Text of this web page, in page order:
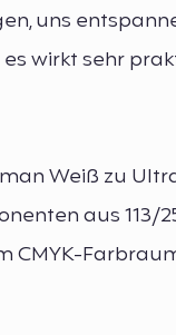
uns
wirkt sehr
Weiß zu
aus 113/
CMYK-